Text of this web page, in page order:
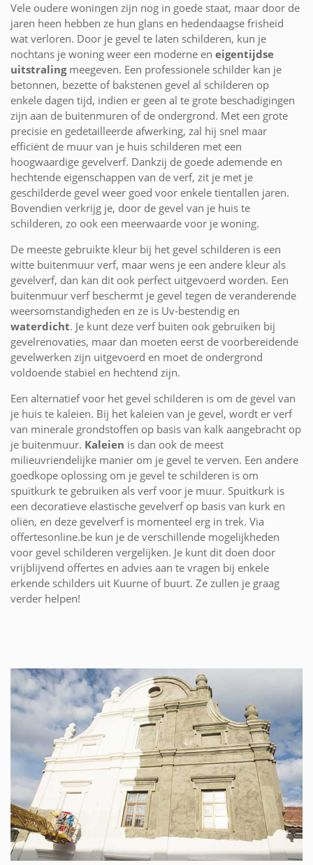
Vele oudere woningen zijn nog in goede staat, maar door de
jaren heen hebben ze hun glans en hedendaagse frisheid
wat verloren. Door je gevel te laten schilderen, kun je
nochtans je woning weer een moderne en eigentijdse
uitstralingmeegeven. Een professionele schilder kan je
betonnen, bezette of bakstenen gevel al schilderen op
enkele dagen tijd, indien er geen al te grote beschadigingen
zijn aan de buitenmuren of de ondergrond. Met een grote
precisie en gedetailleerde afwerking, zal hij snel maar
efficiënt de muur van je huis schilderen met een
hoogwaardige gevelverf. Dankzij de goede ademende en
hechtende eigenschappen van de verf, zit je met je
geschilderde gevel weer goed voor enkele tientallen jaren.
Bovendien verkrijg je, door de gevel van je huis te
schilderen, zo ook een meerwaarde voor je woning.
De meeste gebruikte kleur bij het gevel schilderen is een
witte buitenmuur verf, maar wens je een andere kleur als
gevelverf, dan kan dit ook perfect uitgevoerd worden. Een
buitenmuur verf beschermt je gevel tegen de veranderende
weersomstandigheden en ze is Uv-bestendig en
waterdicht. Je kunt deze verf buiten ook gebruiken bij
gevelrenovaties, maar dan moeten eerst de voorbereidende
gevelwerken zijn uitgevoerd en moet de ondergrond
voldoende stabiel en hechtend zijn.
Een alternatief voor het gevel schilderen is om de gevel van
je huis te kaleien. Bij het kaleien van je gevel, wordt er verf
van minerale grondstoffen op basis van kalk aangebracht op
je buitenmuur. Kaleien is dan ook de meest
milieuvriendelijke manier om je gevel te verven. Een andere
goedkope oplossing om je gevel te schilderen is om
spuitkurk te gebruiken als verf voor je muur. Spuitkurk is
een decoratieve elastische gevelverf op basis van kurk en
oliën, en deze gevelverf is momenteel erg in trek. Via
offertesonline.be kun je de verschillende mogelijkheden
voor gevel schilderen vergelijken. Je kunt dit doen door
vrijblijvend offertes en advies aan te vragen bij enkele
erkende schilders uit Kuurne of buurt. Ze zullen je graag
verder helpen!